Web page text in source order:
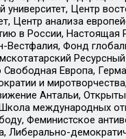
университет, Центр
Центр анализа
в России, Настоящая
Фонд
Европа,
и
Антальи,
международных
Феминистское